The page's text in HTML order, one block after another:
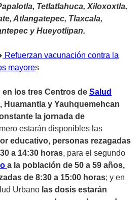
Tetlatlahuca, Xiloxoxtla,
Atlangatepec, Tlaxcala,
y Hueyotlipan.
Refuerzan vacunación contra la
mayores
en los tres Centros de Salud
Huamantla y Yauhquemehcan
la jornada de
estarán disponibles las
educativo, personas rezagadas
a 14:30 horas, para el segundo
a la población de 50 a 59 años,
de 8:30 a 15:00 horas; y en
Urbano las dosis estarán